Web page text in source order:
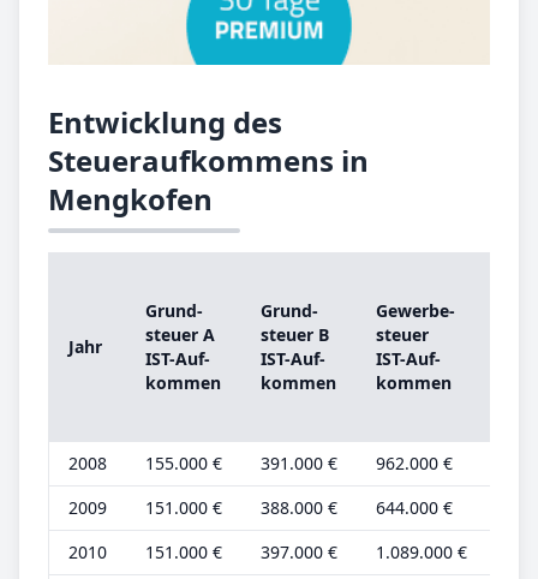
Entwicklung des
Steueraufkommens in
Mengkofen
Jahr
Grund­
steu­er A
IST-­Auf­
kom­men
Grund­
steu­er B
IST-­Auf­
kom­men
Ge­wer­be­
steu­er
IST-­Auf­
kom­men
2008 155.000 € 391.000 € 962.000 €
2009
151.000 € 388.000 € 644.000 €
2010
151.000 € 397.000 € 1.089.000 €